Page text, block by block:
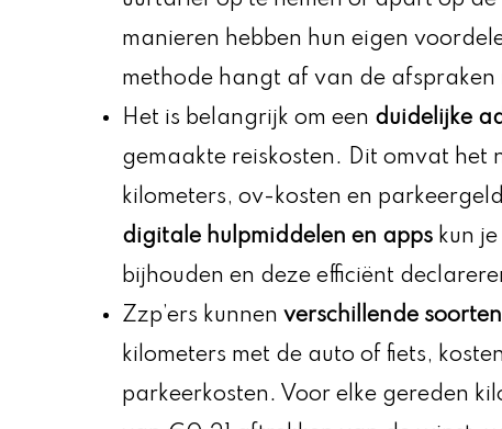
manieren hebben hun eigen
methode hangt af van de afspraken
Het is belangrijk om een duidelijke
gemaakte reiskosten. Dit omvat het
kilometers, ov-kosten en
digitale hulpmiddelen en apps kun
bijhouden en deze efficiënt
Zzp’ers kunnen verschillende
kilometers met de auto of fiets,
parkeerkosten. Voor elke gereden